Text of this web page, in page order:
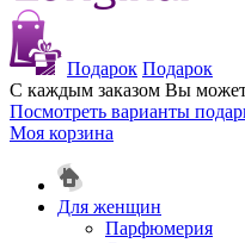
Подарок Подарок
С каждым заказом Вы
Посмотреть варианты
Моя корзина
Для женщин
Парфюмерия